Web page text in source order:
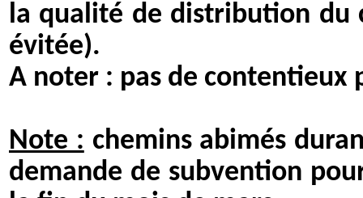
la qualité de distribution du
évitée).
A noter : pas de contentieux
Note : chemins abimés
demande de subvention